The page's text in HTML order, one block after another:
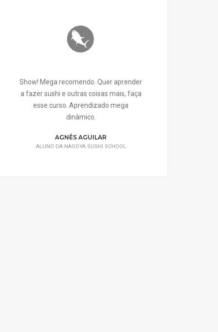
Show! Mega recomendo. Quer aprender
a fazer sushi e outras coisas mais, faça
esse curso. Aprendizado mega
dinâmico.
AGNÊS AGUILAR
ALUNO DA NAGOYA SUSHI SCHOOL